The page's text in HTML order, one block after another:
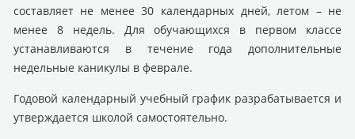
составляет не менее 30 календарных дней, летом – не
менее 8 недель. Для обучающихся в первом классе
устанавливаются в течение года дополнительные
недельные каникулы в феврале.
Годовой календарный учебный график разрабатывается и
утверждается школой самостоятельно.